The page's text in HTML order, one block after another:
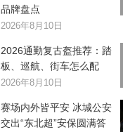
品牌盘点
2026年8月10日
2026通勤复古盔推荐：踏
板、巡航、街车怎么配
2026年8月10日
赛场内外皆平安 冰城公安
交出“东北超”安保圆满答